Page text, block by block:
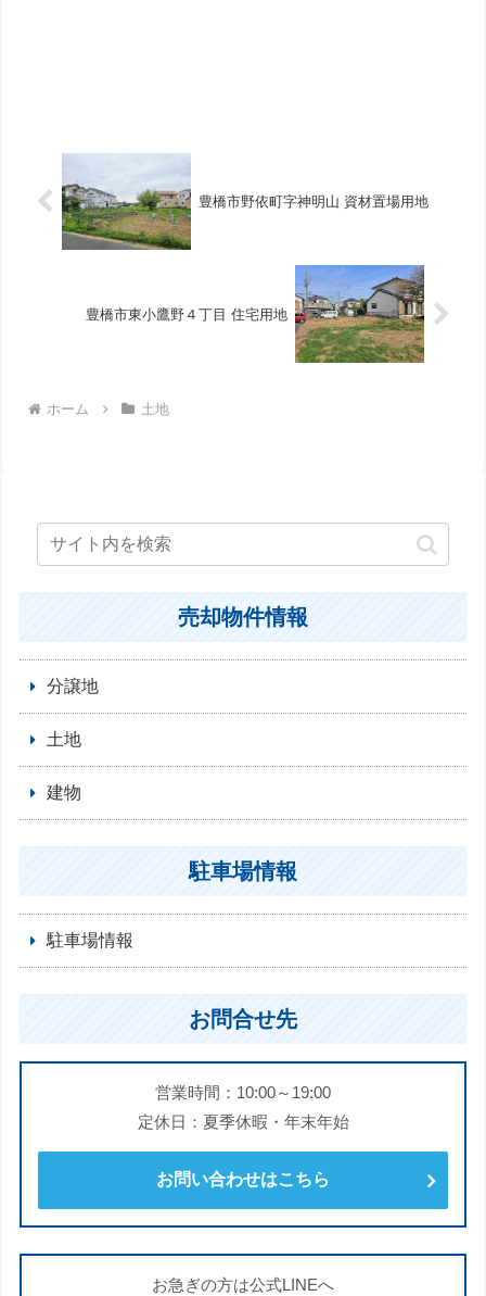
豊橋市野依町字神明山 資材置場用地
豊橋市東小鷹野４丁目 住宅用地
ホーム 土地
売却物件情報
分譲地
土地
建物
駐車場情報
駐車場情報
お問合せ先
営業時間：10:00～19:00
定休日：夏季休暇・年末年始
お問い合わせはこちら
お急ぎの方は公式LINEへ